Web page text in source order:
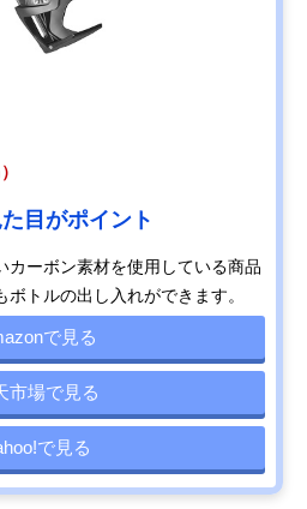
目がポイント
カーボン素材を使用している商品
トルの出し入れができます。
で見る
市場で見る
で見る